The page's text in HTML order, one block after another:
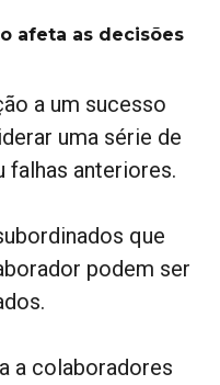
afeta as decisões
a um sucesso
uma série de
falhas anteriores.
que
podem ser
a colaboradores